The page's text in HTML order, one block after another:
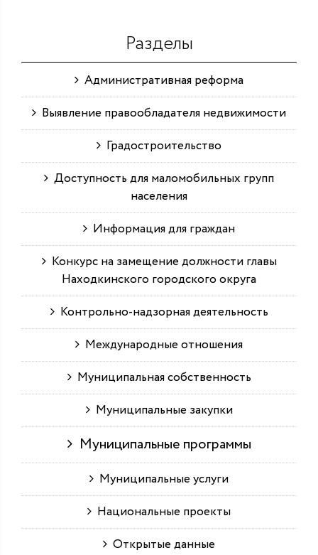
Разделы
Административная реформа
Выявление правообладателя недвижимости
Градостроительство
Доступность для маломобильных групп
населения
Информация для граждан
Конкурс на замещение должности главы
Находкинского городского округа
Контрольно-надзорная деятельность
Международные отношения
Муниципальная собственность
Муниципальные закупки
Муниципальные программы
Муниципальные услуги
Национальные проекты
Открытые данные